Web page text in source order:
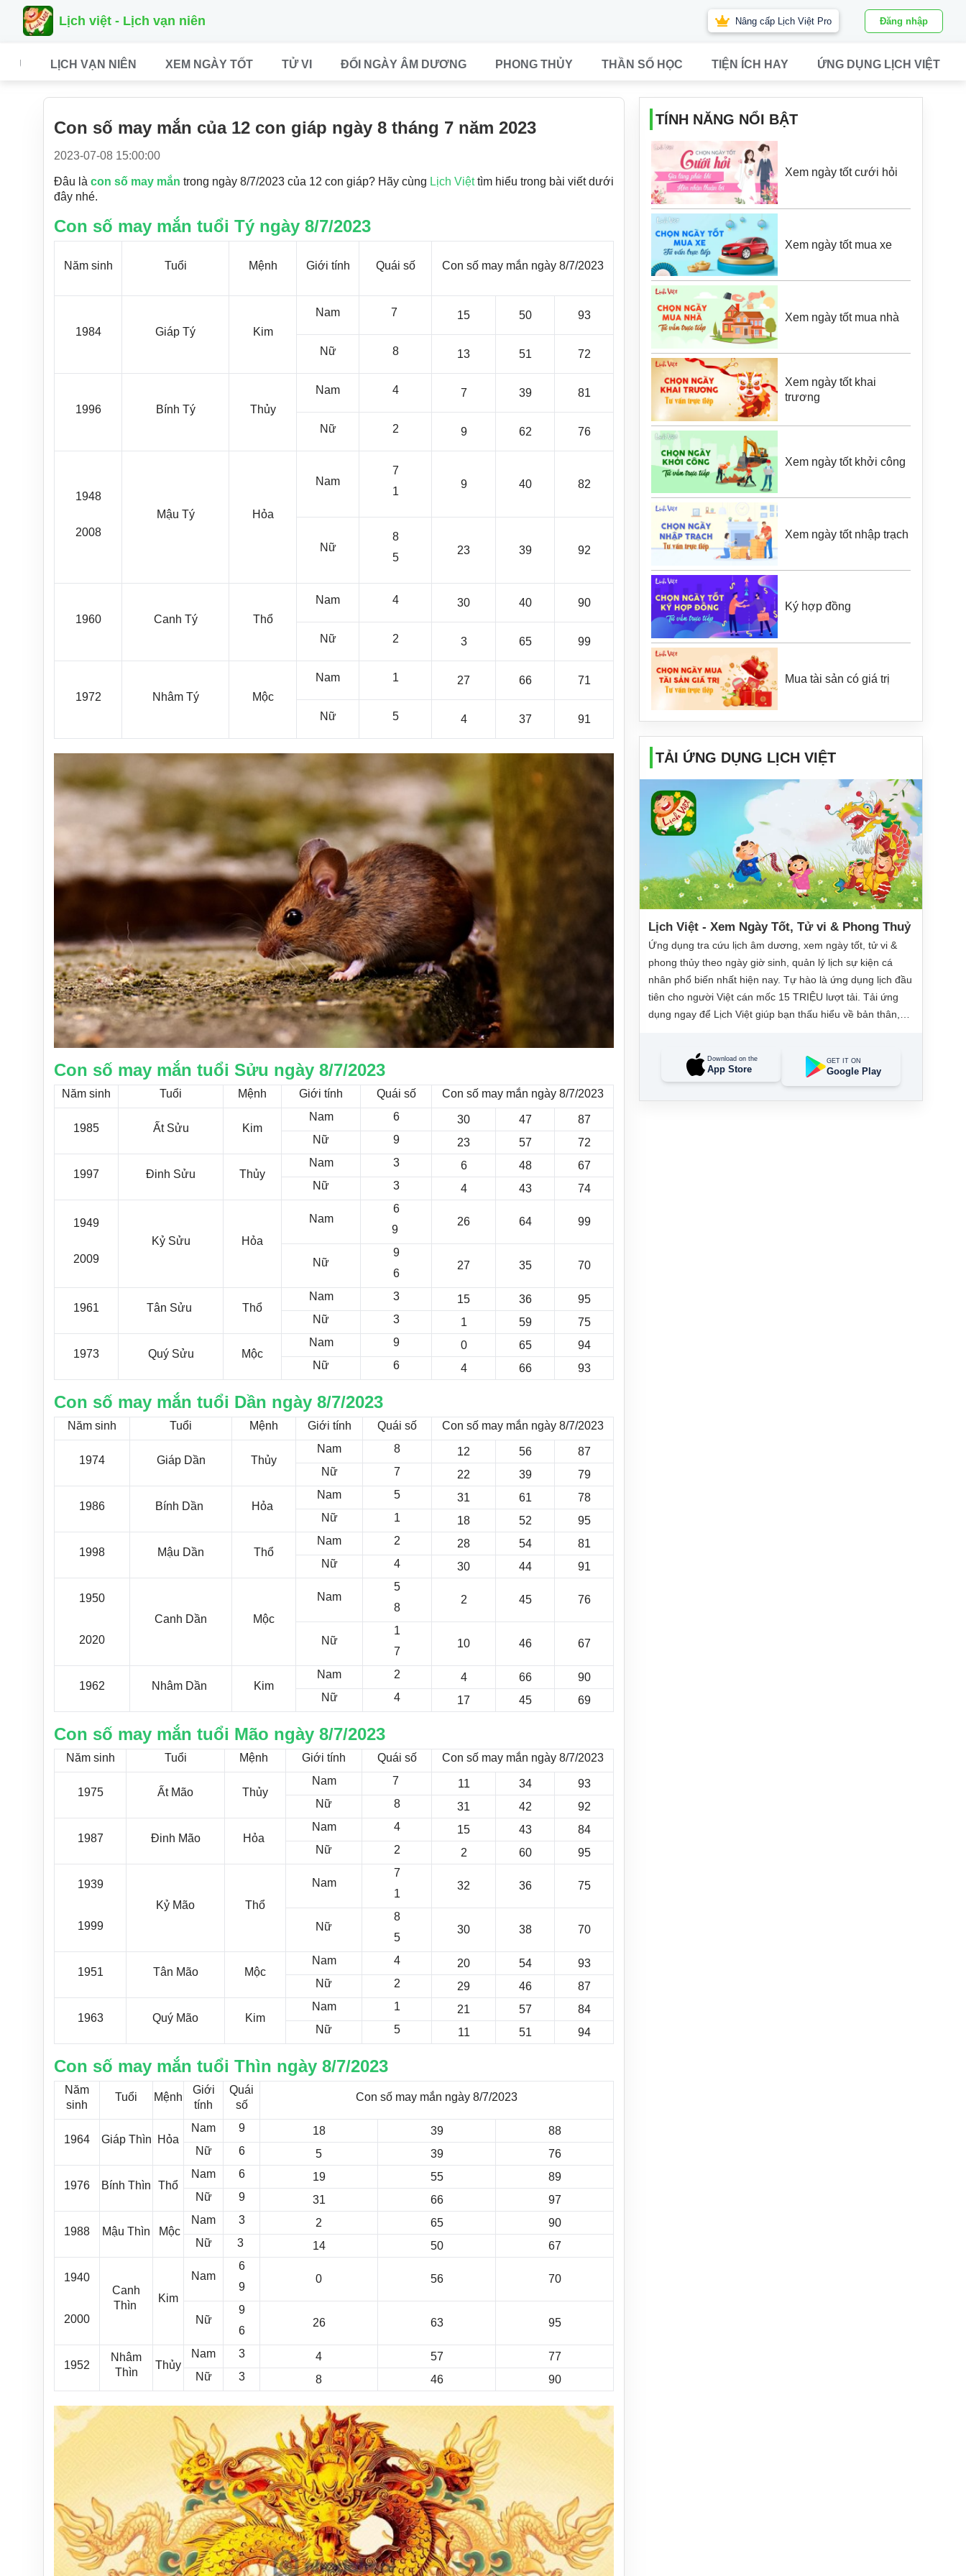
Lịch việt - Lịch vạn niên Nâng cấp Lịch Việt Pro Đăng nhập
LỊCH VẠN NIÊN XEM NGÀY TỐT TỬ VI ĐỔI NGÀY ÂM DƯƠNG PHONG THỦY THẦN SỐ HỌC TIỆN ÍCH HAY ỨNG DỤNG LỊCH VIỆT
Con số may mắn của 12 con giáp ngày 8 tháng 7 năm 2023
2023-07-08 15:00:00
Đâu là con số may mắn trong ngày 8/7/2023 của 12 con giáp? Hãy cùng Lịch Việttìm hiểu trong bài viết dưới
đây nhé.
Con số may mắn tuổi Tý ngày 8/7/2023
Năm sinh Tuổi Mệnh Giới tính Quái số Con số may mắn ngày 8/7/2023
1984 Giáp Tý Kim
Nam 7 15 50 93
Nữ 8 13 51 72
1996 Bính Tý Thủy
Nam 4 7 39 81
Nữ 2 9 62 76
1948
2008
Mậu Tý Hỏa
Nam
7
1
9 40 82
Nữ
8
5
23 39 92
1960 Canh Tý Thổ
Nam 4 30 40 90
Nữ 2 3 65 99
1972 Nhâm Tý Mộc
Nam 1 27 66 71
Nữ 5 4 37 91
Con số may mắn tuổi Sửu ngày 8/7/2023
Năm sinh Tuổi Mệnh Giới tính Quái số Con số may mắn ngày 8/7/2023
1985 Ất Sửu Kim
Nam 6 30 47
87
Nữ
9 23 57 72
1997 Đinh Sửu Thủy
Nam 3 6 48
67
Nữ
3 4 43 74
1949
2009
Kỷ Sửu Hỏa
Nam
6
9
26 64 99
Nữ
9
6
27 35 70
1961 Tân Sửu Thổ
Nam 3 15 36
95
Nữ
3 1 59 75
1973 Quý Sửu Mộc
Nam 9 0 65
94
Nữ
6 4 66 93
Con số may mắn tuổi Dần ngày 8/7/2023
Năm sinh Tuổi Mệnh Giới tính Quái số Con số may mắn ngày 8/7/2023
1974 Giáp Dần Thủy
Nam 8 12 56
87
Nữ
7 22 39 79
1986 Bính Dần Hỏa
Nam 5 31 61
78
Nữ
1 18 52 95
1998 Mậu Dần Thổ
Nam 2 28 54
81
Nữ
4 30 44 91
1950
2020
Canh Dần Mộc
Nam
5
8
2 45 76
Nữ
1
7
10 46 67
1962 Nhâm Dần Kim
Nam 2 4 66
90
Nữ
4 17 45 69
Con số may mắn tuổi Mão ngày 8/7/2023
Năm sinh Tuổi Mệnh Giới tính Quái số Con số may mắn ngày 8/7/2023
1975 Ất Mão Thủy
Nam 7 11 34
93
Nữ
8 31 42 92
1987 Đinh Mão Hỏa
Nam 4 15 43
84
Nữ
2 2 60 95
1939
1999
Kỷ Mão Thổ
Nam
7
1
32 36 75
Nữ
8
5
30 38 70
1951 Tân Mão Mộc
Nam 4 20 54
93
Nữ
2 29 46 87
1963 Quý Mão Kim
Nam 1 21 57
84
Nữ
5 11 51 94
Con số may mắn tuổi Thìn ngày 8/7/2023
Năm
sinh
Tuổi Mệnh
Giới
tính
Quái
số
Con số may mắn ngày 8/7/2023
1964 Giáp Thìn Hỏa
Nam 9 18 39
88
Nữ
6 5 39 76
1976 Bính Thìn Thổ
Nam 6 19 55
89
Nữ
9 31 66 97
1988 Mậu Thìn Mộc
Nam 3 2 65
90
Nữ
3 14 50 67
1940
2000
Canh
Thìn
Kim
Nam
6
9
0 56 70
Nữ
9
6
26 63 95
1952
Nhâm
Thìn
Thủy
Nam 3 4 57
77
Nữ
3 8 46 90
TÍNH NĂNG NỔI BẬT
Xem ngày tốt cưới hỏi
Xem ngày tốt mua xe
Xem ngày tốt mua nhà
Xem ngày tốt khai
trương
Xem ngày tốt khởi công
Xem ngày tốt nhập trạch
Ký hợp đồng
Mua tài sản có giá trị
TẢI ỨNG DỤNG LỊCH VIỆT
Lịch Việt - Xem Ngày Tốt, Tử vi & Phong Thuỷ
Ứng dụng tra cứu lịch âm dương, xem ngày tốt, tử vi &
phong thủy theo ngày giờ sinh, quản lý lịch sự kiện cá
nhân phổ biến nhất hiện nay. Tự hào là ứng dụng lịch đầu
tiên cho người Việt cán mốc 15 TRIỆU lượt tải. Tải ứng
dụng ngay để Lịch Việt giúp bạn thấu hiểu về bản thân,
Download on the
App Store
GET IT ON
Google Play